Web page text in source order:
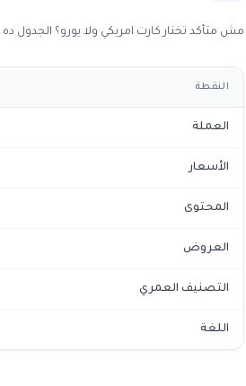
مش متأكد تختار كارت امريكي ولا يورو؟ الجدول
النقطة
العملة
الأسعار
المحتوى
العروض
التصنيف العمري
اللغة